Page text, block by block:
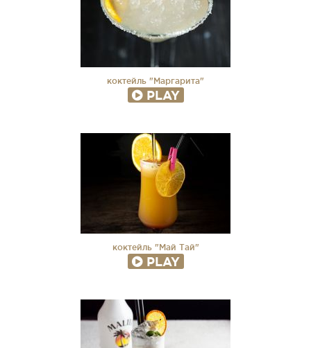
коктейль "Маргарита"
PLAY
коктейль "Май Тай"
PLAY